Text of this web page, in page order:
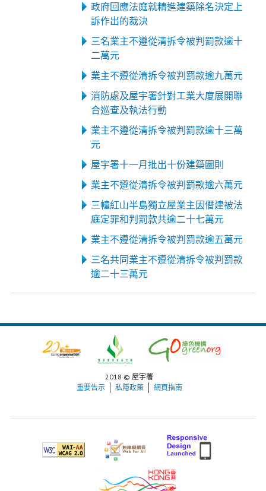
政府回應法庭就精進建築除名決定上
訴作出的裁決
三名業主不遵從清拆令被判罰款逾十
二萬元
業主不遵從清拆令被判罰款逾九萬元
消防處及屋宇署針對工業大廈展開聯
合巡查及執法行動
業主不遵從清拆令被判罰款逾十三萬
元
屋宇署十一月批出十份建築圖則
業主不遵從清拆令被判罰款逾六萬元
三幢紅山半島獨立屋業主因僭建被法
庭定罪和判罰款共逾二十七萬元
業主不遵從清拆令被判罰款逾五萬元
三名共同業主不遵從清拆令被判罰款
逾二十三萬元
2018 © 屋宇署
重要告示
私隱政策 網頁指南